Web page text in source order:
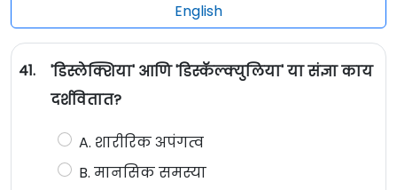
English
41.
'डिस्लेक्शिया' आणि 'डिस्कॅल्क्युलिया' या संज्ञा काय
दर्शवितात?
A. शारीरिक अपंगत्व
B. मानसिक समस्या